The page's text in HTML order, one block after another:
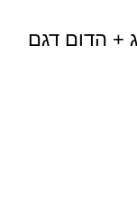
+ הדום דגם